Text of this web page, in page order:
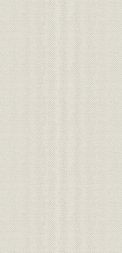
組織
新会社発
図
財務・業績
昭和30
対照表(抜
役員 稲村實社
価格 当時の木
技術;事業所 近江研究
貿易
貿易再開
量
生産
昭和
跡を残し
生産;物流 米・加材
物流 当社のワ